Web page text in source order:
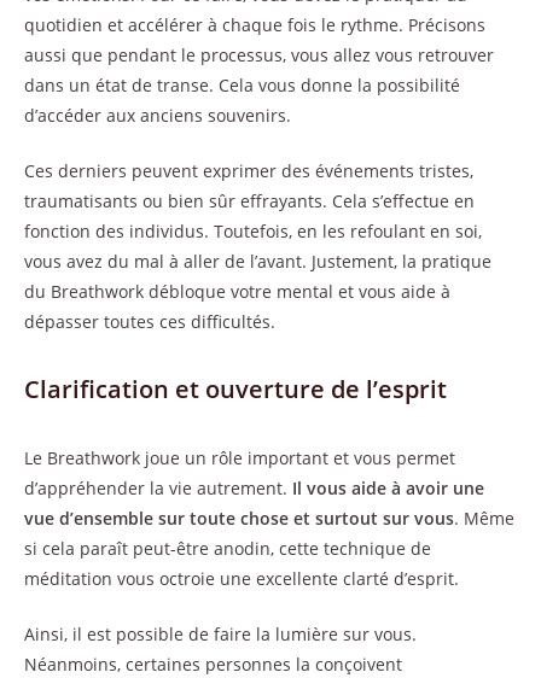
quotidien et accélérer à chaque fois le rythme. Précisons
aussi que pendant le processus, vous allez vous retrouver
dans un état de transe. Cela vous donne la possibilité
d’accéder aux anciens souvenirs.
Ces derniers peuvent exprimer des événements tristes,
traumatisants ou bien sûr effrayants. Cela s’effectue en
fonction des individus. Toutefois, en les refoulant en soi,
vous avez du mal à aller de l’avant. Justement, la pratique
du Breathwork débloque votre mental et vous aide à
dépasser toutes ces difficultés.
Clarification et ouverture de l’esprit
Le Breathwork joue un rôle important et vous permet
d’appréhender la vie autrement. Il vous aide à avoir une
vue d’ensemble sur toute chose et surtout sur vous. Même
si cela paraît peut-être anodin, cette technique de
méditation vous octroie une excellente clarté d’esprit.
Ainsi, il est possible de faire la lumière sur vous.
Néanmoins, certaines personnes la conçoivent